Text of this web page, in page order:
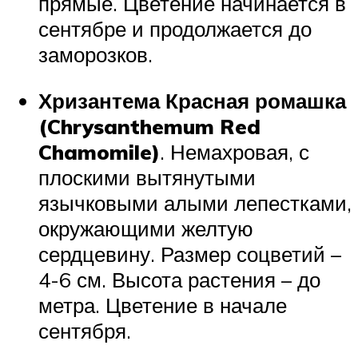
сентябре и продолжается до
заморозков.
Хризантема Красная ромашка
(Chrysanthemum Red
Chamomile). Немахровая, с
плоскими вытянутыми
язычковыми алыми лепестками,
окружающими желтую
сердцевину. Размер соцветий –
4-6 см. Высота растения – до
метра. Цветение в начале
сентября.